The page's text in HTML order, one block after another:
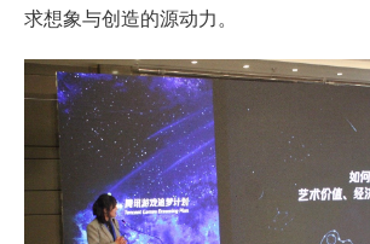
求想象与创造的源动力。